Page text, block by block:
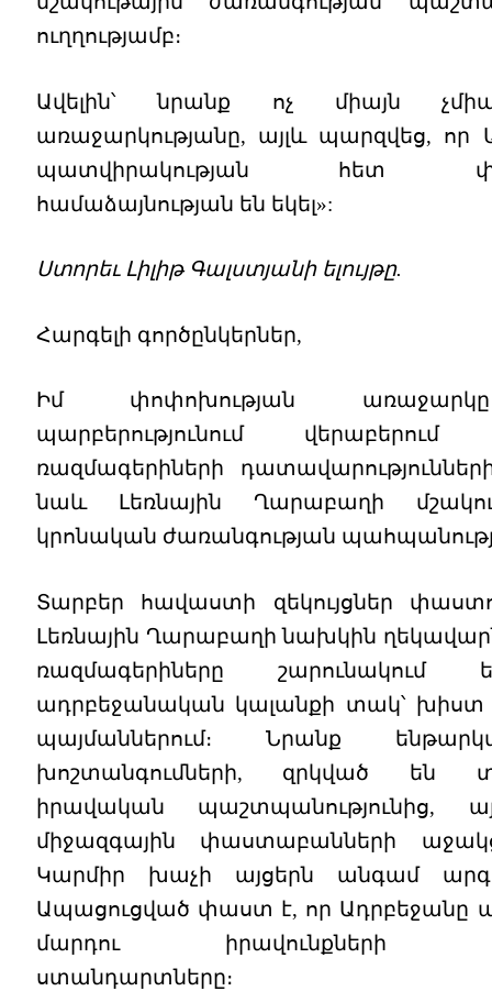
ուղղությամբ։
Ավելին՝ նրանք ոչ միայն
առաջարկությանը, այլև պարզվեց, որ
պատվիրակության հետ
համաձայնության են եկել»:
Ստորեւ Լիլիթ Գալստյանի ելույթը.
Հարգելի գործընկերներ,
Իմ փոփոխության
պարբերությունում
ռազմագերիների
նաև Լեռնային Ղարաբաղի
կրոնական ժառանգության
Տարբեր հավաստի զեկույցներ
Լեռնային Ղարաբաղի նախկին
ռազմագերիները շարունակում
ադրբեջանական կալանքի տակ՝ խիստ
պայմաններում։ Նրանք
խոշտանգումների, զրկված են
իրավական պաշտպանությունից,
միջազգային փաստաբանների
Կարմիր խաչի այցերն անգամ
Ապացուցված փաստ է, որ Ադրբեջանը
մարդու իրավունքների
ստանդարտները։